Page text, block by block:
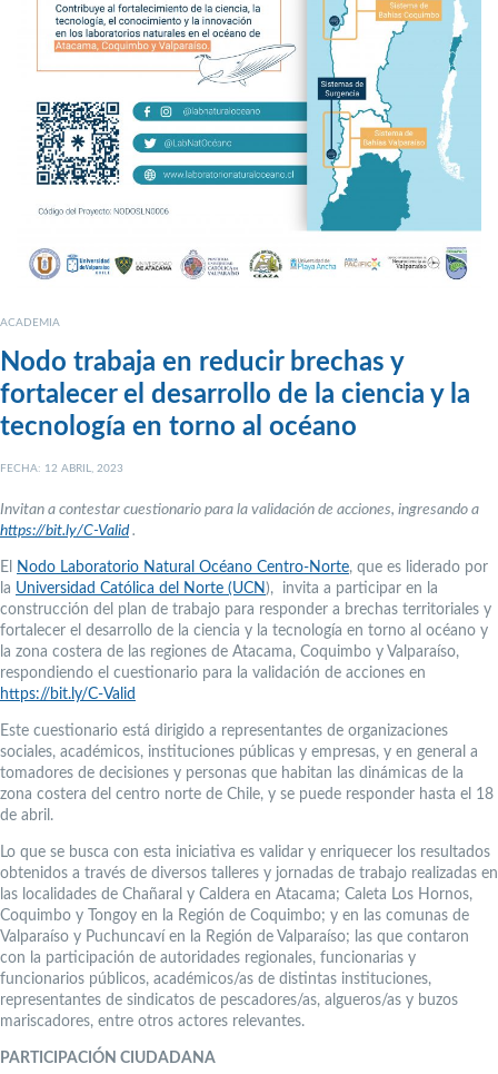
ACADEMIA
Nodo trabaja en reducir brechas y
fortalecer el desarrollo de la ciencia y la
tecnología en torno al océano
FECHA: 12 ABRIL, 2023
Invitan a contestar cuestionario para la validación de acciones, ingresando a
https://bit.ly/C-Valid .
El Nodo Laboratorio Natural Océano Centro-Norte, que es liderado por
la Universidad Católica del Norte (UCN ), invita a participar en la
construcción del plan de trabajo para responder a brechas territoriales y
fortalecer el desarrollo de la ciencia y la tecnología en torno al océano y
la zona costera de las regiones de Atacama, Coquimbo y Valparaíso,
respondiendo el cuestionario para la validación de acciones en
https://bit.ly/C-Valid
Este cuestionario está dirigido a representantes de organizaciones
sociales, académicos, instituciones públicas y empresas, y en general a
tomadores de decisiones y personas que habitan las dinámicas de la
zona costera del centro norte de Chile, y se puede responder hasta el 18
de abril.
Lo que se busca con esta iniciativa es validar y enriquecer los resultados
obtenidos a través de diversos talleres y jornadas de trabajo realizadas en
las localidades de Chañaral y Caldera en Atacama; Caleta Los Hornos,
Coquimbo y Tongoy en la Región de Coquimbo; y en las comunas de
Valparaíso y Puchuncaví en la Región de Valparaíso; las que contaron
con la participación de autoridades regionales, funcionarias y
funcionarios públicos, académicos/as de distintas instituciones,
representantes de sindicatos de pescadores/as, algueros/as y buzos
mariscadores, entre otros actores relevantes.
PARTICIPACIÓN CIUDADANA